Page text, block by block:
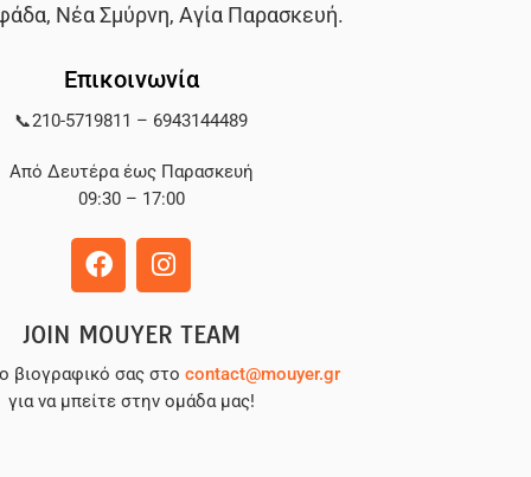
, Νέα Σμύρνη, Αγία Παρασκευή.
Επικοινωνία
📞210-5719811 – 6943144489
Από Δευτέρα έως Παρασκευή
09:30 – 17:00
JOIN MOUYER TEAM
βιογραφικό σας στο contact@mouyer.gr
για να μπείτε στην ομάδα μας!